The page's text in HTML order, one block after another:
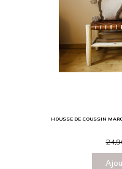
HOUSSE DE COUSSIN